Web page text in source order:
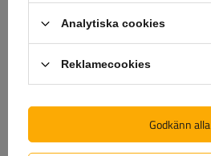
Recensioner (0)
Skriv ditt omdöme
Ditt betyg:
Analytiska cookies
Reklamecookies
Godkänn alla